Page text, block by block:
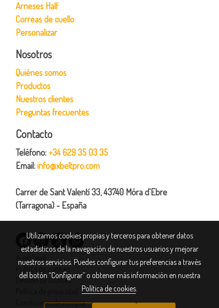
Arneses Half
Correas de cuello
Personalizar
Nosotros
Quiénes somos
Productos
Nuestros clientes
Preguntas frecuentes
Contacto
Teléfono: +34 629 35 03 35
Email:info@xbeltpro.com
Carrer de Sant Valentí 33, 43740 Móra d'Ebre
(Tarragona) - España
Aviso legal
Gestión de cookies
Condiciones de compra
Utilizamos cookies propias y terceros para obtener datos
estadísticos de la navegación de nuestros usuarios y mejorar
nuestros servicios. Puedes configurar tus preferencias a través
del botón “Configurar” o obtener más información en nuestra
Política de cookies.